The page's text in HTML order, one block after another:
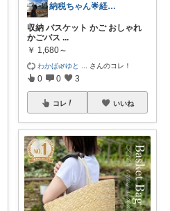
納税ちゃん🌟経由購入★
収納 バスケット かご おしゃれ
かごバス ...
￥ 1,680～
わかば🌿ゆと さんのコレ！
0 0 3
コレ いいね